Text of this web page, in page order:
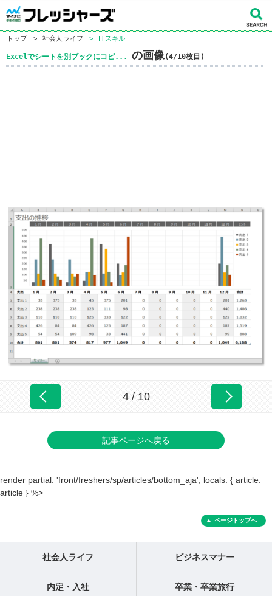
トップ > 社会人ライフ > ITスキル
Excelでシートを別ブックにコピ... の画像(4/10枚目)
4 / 10
記事ページへ戻る
render partial: 'front/freshers/sp/articles/bottom_aja', locals: { article:
article } %>
ページトップへ
社会人ライフ ビジネスマナー
内定・入社 卒業・卒業旅行